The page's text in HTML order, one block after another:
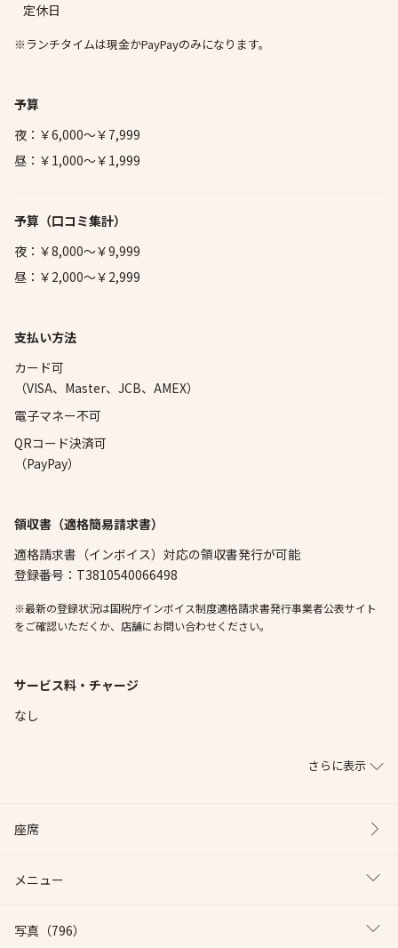
定休日
※ランチタイムは現金かPayPayのみになります。
予算
夜：￥6,000～￥7,999
昼：￥1,000～￥1,999
予算 （口コミ集計）
夜：￥8,000～￥9,999
昼：￥2,000～￥2,999
支払い方法
カード可
（VISA、Master、JCB、AMEX）
電子マネー不可
QRコード決済可
（PayPay）
領収書（適格簡易請求書）
適格請求書（インボイス）対応の領収書発行が可能
登録番号：T3810540066498
※最新の登録状況は国税庁インボイス制度適格請求書発行事業者公表サイト
をご確認いただくか、店舗にお問い合わせください。
サービス料・チャージ
なし
さらに表示
座席
メニュー
写真 （796）